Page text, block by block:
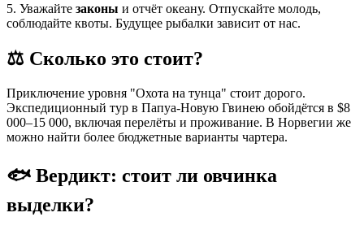
5. Уважайте законы и отчёт океану. Отпускайте молодь,
соблюдайте квоты. Будущее рыбалки зависит от нас.
⚖️ Сколько это стоит?
Приключение уровня "Охота на тунца" стоит дорого.
Экспедиционный тур в Папуа-Новую Гвинею обойдётся в $8
000–15 000, включая перелёты и проживание. В Норвегии же
можно найти более бюджетные варианты чартера.
🐟 Вердикт: стоит ли овчинка
выделки?